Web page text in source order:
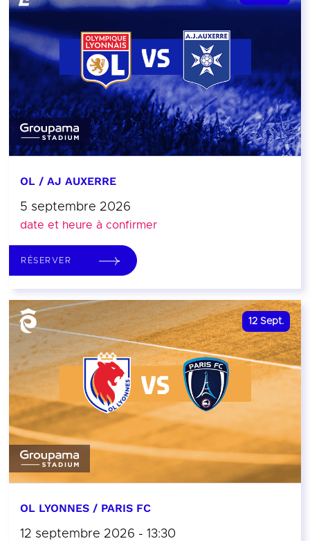
OL / AJ AUXERRE
5 septembre 2026
date et heure à confirmer
RÉSERVER
12 Sept.
OL LYONNES / PARIS FC
12 septembre 2026 - 13:30